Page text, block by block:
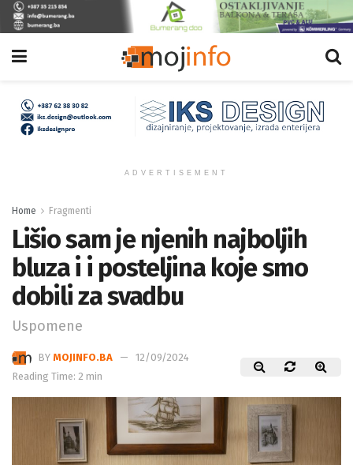
ADVERTISEMENT
Home Fragmenti
Lišio sam je njenih najboljih
bluza i i posteljina koje smo
dobili za svadbu
Uspomene
BY MOJINFO.BA
12/09/2024
Reading Time: 2 min